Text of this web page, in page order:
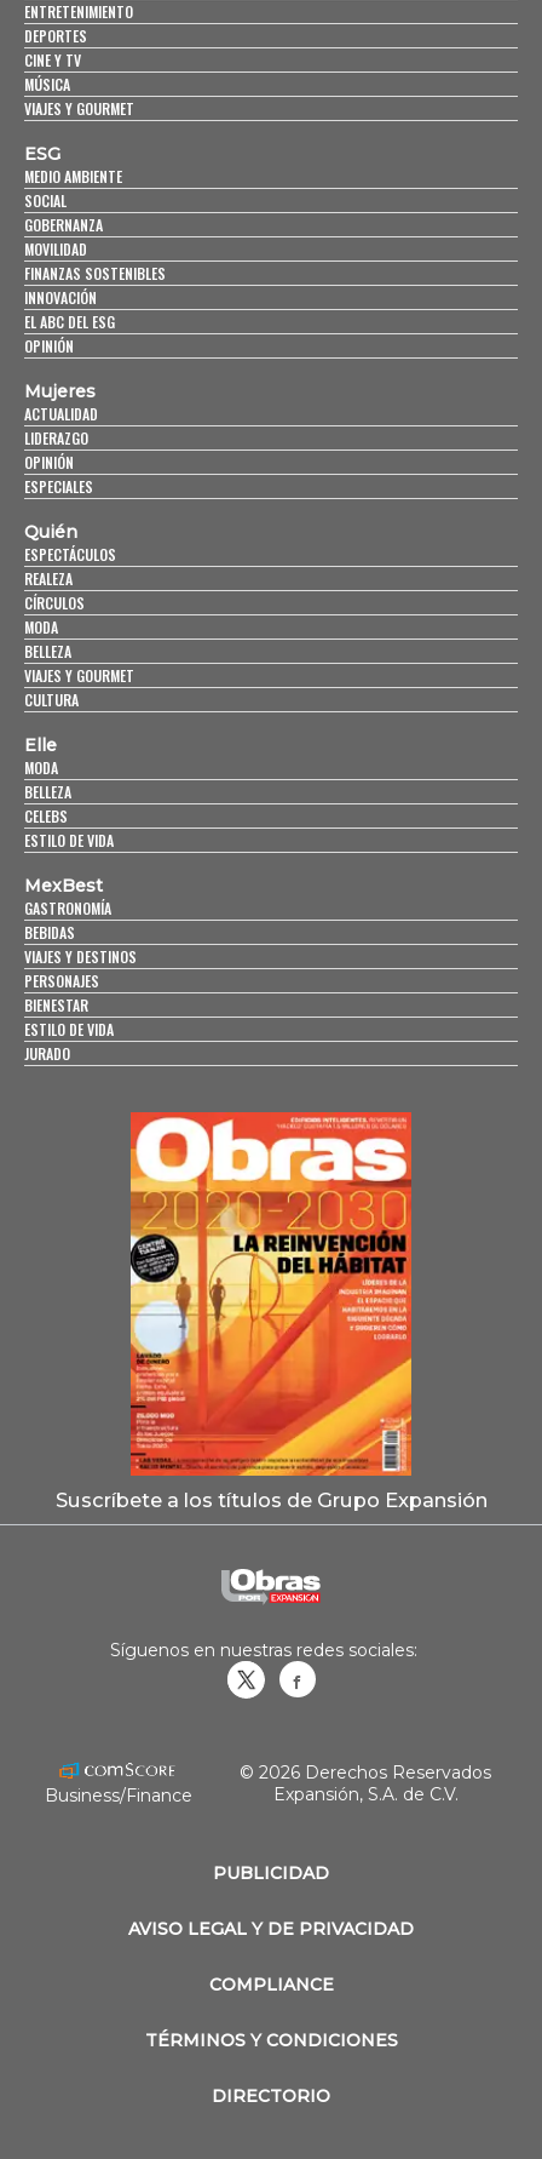
ENTRETENIMIENTO
DEPORTES
CINE Y TV
MÚSICA
VIAJES Y GOURMET
ESG
MEDIO AMBIENTE
SOCIAL
GOBERNANZA
MOVILIDAD
FINANZAS SOSTENIBLES
INNOVACIÓN
EL ABC DEL ESG
OPINIÓN
Mujeres
ACTUALIDAD
LIDERAZGO
OPINIÓN
ESPECIALES
Quién
ESPECTÁCULOS
REALEZA
CÍRCULOS
MODA
BELLEZA
VIAJES Y GOURMET
CULTURA
Elle
MODA
BELLEZA
CELEBS
ESTILO DE VIDA
MexBest
GASTRONOMÍA
BEBIDAS
VIAJES Y DESTINOS
PERSONAJES
BIENESTAR
ESTILO DE VIDA
JURADO
Suscríbete a los títulos de Grupo Expansión
PUBLICIDAD
AVISO LEGAL Y DE PRIVACIDAD
COMPLIANCE
TÉRMINOS Y CONDICIONES
DIRECTORIO
Síguenos en nuestras redes sociales:
Business/Finance
© 2026 Derechos Reservados
Expansión, S.A. de C.V.